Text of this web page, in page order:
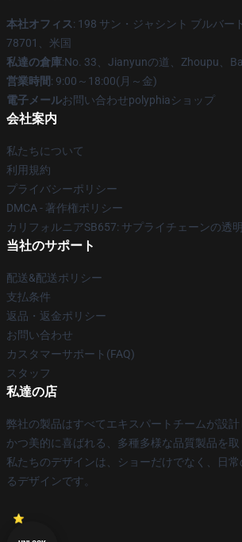
本社オフィス: 198 サン・ジャシント ブルバー
78701、米国
私達の倉庫:No. 33、Jianyunの道、Zhoupu、
営業時間: 9:00～18:00(月～金)
電子メールお問い合わせpolyphiaショップ
会社案内
私たちについて
利用規約
プライバシーポリシー
DMCA - 著作権ポリシー
カリフォルニアSB657: サプライチェーンの透
当社のサポート
配送&配送ポリシー
支払条件
返品・返金ポリシー
お問い合わせ
カスタマーサポート(FAQ)
スタッフ
私達の店
弊社の製品はすべてエキスパートチームが設
かつ美的に喜ばれる、多種多様な品質製品を取
私たちのデザインは、ショーだけでなく、日
るデザインです。